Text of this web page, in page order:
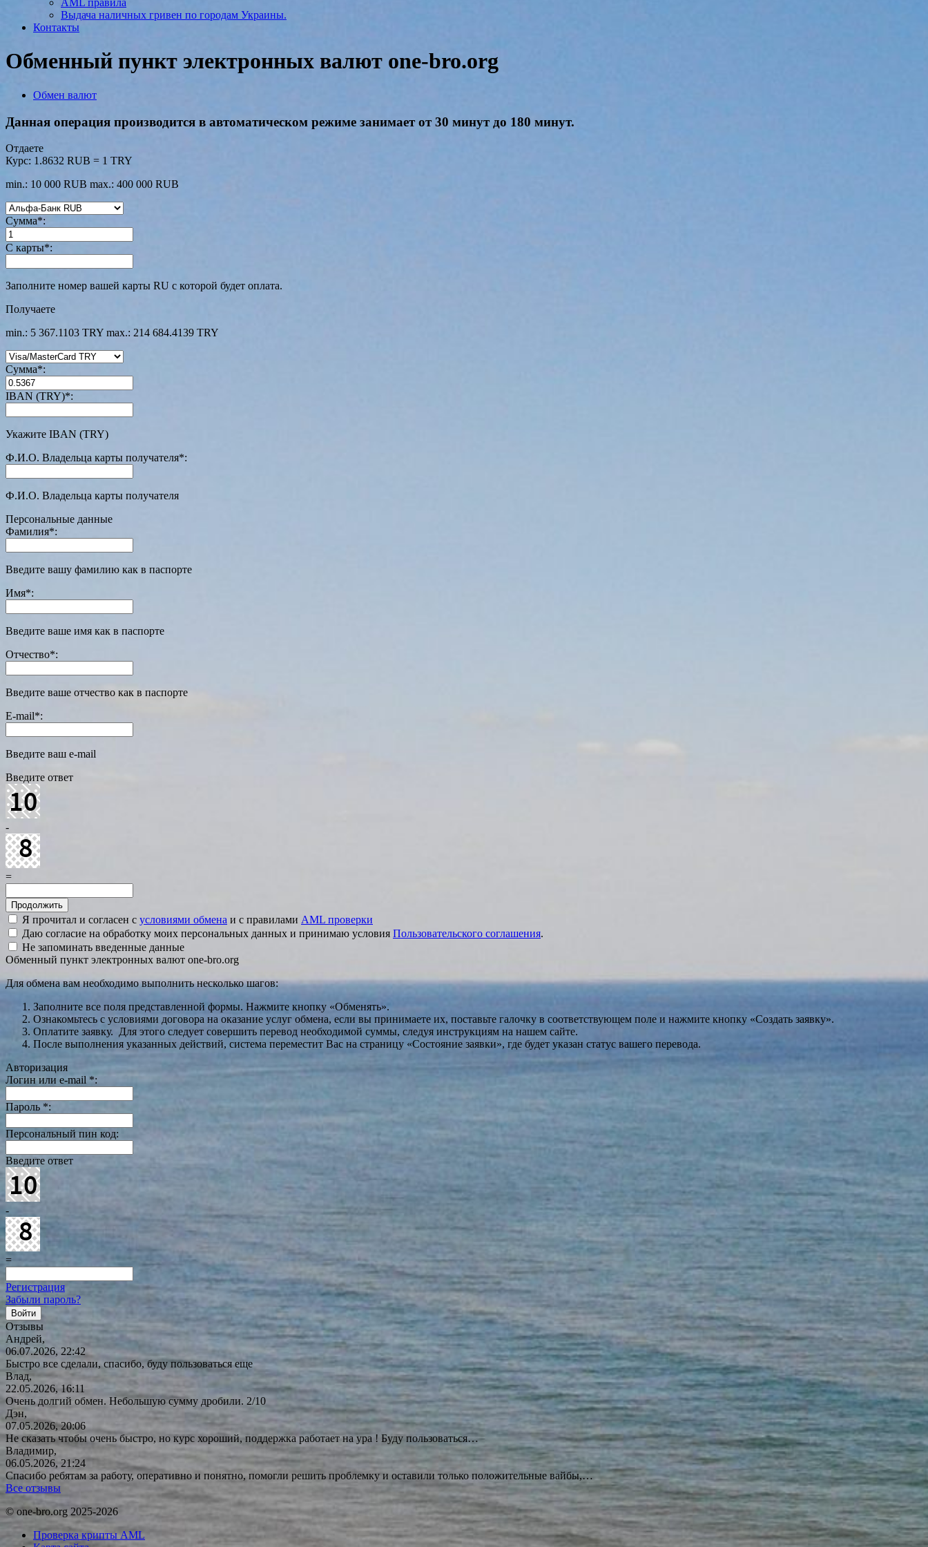
AML правила
Выдача наличных гривен по городам Украины.
Контакты
Обменный пункт электронных валют one-bro.org
Обмен валют
Данная операция производится в автоматическом режиме занимает от 30 минут до 180 минут.
Отдаете
Курс: 1.8632 RUB = 1 TRY
min.: 10 000 RUB max.: 400 000 RUB
Сумма*:
С карты*:
Заполните номер вашей карты RU с которой будет оплата.
Получаете
min.: 5 367.1103 TRY max.: 214 684.4139 TRY
Сумма*:
IBAN (TRY)*:
Укажите IBAN (TRY)
Ф.И.О. Владельца карты получателя*:
Ф.И.О. Владельца карты получателя
Персональные данные
Фамилия*:
Введите вашу фамилию как в паспорте
Имя*:
Введите ваше имя как в паспорте
Отчество*:
Введите ваше отчество как в паспорте
E-mail*:
Введите ваш e-mail
Введите ответ
-
=
Я прочитал и согласен с условиями обмена и с правилами AML проверки
Даю согласие на обработку моих персональных данных и принимаю условия Пользовательского соглашения.
Не запоминать введенные данные
Обменный пункт электронных валют one-bro.org
Для обмена вам необходимо выполнить несколько шагов:
Заполните все поля представленной формы. Нажмите кнопку «Обменять».
Ознакомьтесь с условиями договора на оказание услуг обмена, если вы принимаете их, поставьте галочку в соответствующем поле и нажмите кнопку «Создать заявку».
Оплатите заявку. Для этого следует совершить перевод необходимой суммы, следуя инструкциям на нашем сайте.
После выполнения указанных действий, система переместит Вас на страницу «Состояние заявки», где будет указан статус вашего перевода.
Авторизация
Логин или e-mail *:
Пароль *:
Персональный пин код:
Введите ответ
-
=
Регистрация
Забыли пароль?
Отзывы
Андрей,
06.07.2026, 22:42
Быстро все сделали, спасибо, буду пользоваться еще
Влад,
22.05.2026, 16:11
Очень долгий обмен. Небольшую сумму дробили. 2/10
Дэн,
07.05.2026, 20:06
Не сказать чтобы очень быстро, но курс хороший, поддержка работает на ура ! Будупользоваться…
Владимир,
06.05.2026, 21:24
Спасибо ребятам за работу, оперативно и понятно, помогли решить проблемку и оставили только положительные вайбы,…
Все отзывы
© one-bro.org 2025-2026
Проверка крипты AML